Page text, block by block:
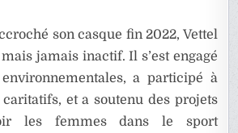
son casque fin 2022, Vettel
jamais inactif. Il s’est engagé
a participé à
et a soutenu des projets
les femmes dans le sport